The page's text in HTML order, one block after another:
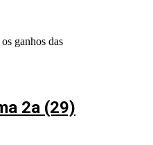
ganhos das
2a (29)